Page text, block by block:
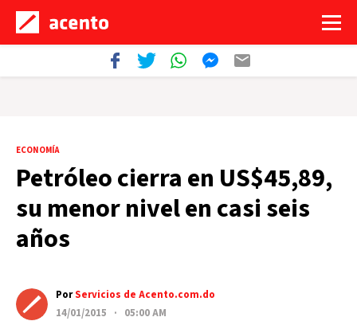
ECONOMÍA
Petróleo cierra en US$45,89,
su menor nivel en casi seis
años
PorServicios de Acento.com.do
14/01/2015 · 05:00 AM